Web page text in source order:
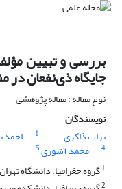
بررسی و تبیین
جایگاه ذی‌نفعان در
نوع مقاله : مقاله پژوهشی
نویسندگان
تراب ذاکری
1 احمد
4 محمد آشوری5
1گروه جغرافیا، دانشگاه
2